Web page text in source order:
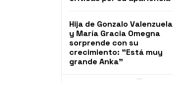
Hija de Gonzalo Valenzuela
y María Gracia Omegna
sorprende con su
crecimiento: "Está muy
grande Anka"